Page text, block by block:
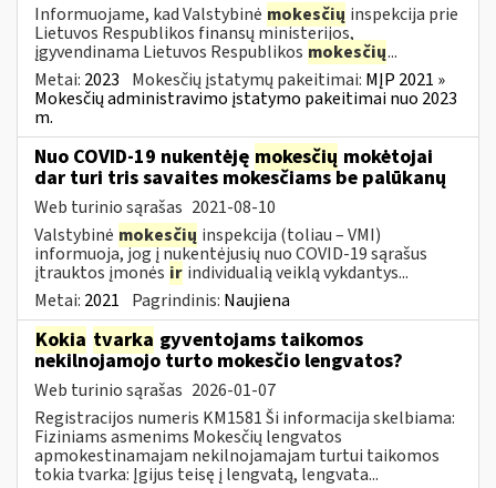
Informuojame, kad Valstybinė mokesčių inspekcija prie
Lietuvos Respublikos finansų ministerijos,
įgyvendinama Lietuvos Respublikos mokesčių...
Metai: 2023 Mokesčių įstatymų pakeitimai: MĮP 2021 »
Mokesčių administravimo įstatymo pakeitimai nuo 2023
m.
Nuo COVID-19 nukentėję mokesčių mokėtojai
dar turi tris savaites mokesčiams be palūkanų
Web turinio sąrašas 2021-08-10
Valstybinė mokesčių inspekcija (toliau – VMI)
informuoja, jog į nukentėjusių nuo COVID-19 sąrašus
įtrauktos įmonės ir individualią veiklą vykdantys...
Metai: 2021 Pagrindinis: Naujiena
Kokia tvarka gyventojams taikomos
nekilnojamojo turto mokesčio lengvatos?
Web turinio sąrašas 2026-01-07
Registracijos numeris KM1581 Ši informacija skelbiama:
Fiziniams asmenims Mokesčių lengvatos
apmokestinamajam nekilnojamajam turtui taikomos
tokia tvarka: Įgijus teisę į lengvatą, lengvata...